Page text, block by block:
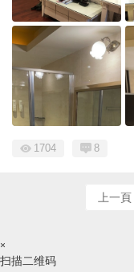
1704 8
上一頁
×
扫描二维码